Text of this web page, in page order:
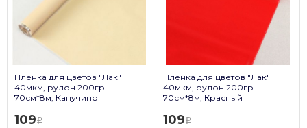
Пленка для цветов "Лак"
40мкм, рулон 200гр
70см*8м, Капучино
109
Пленка для цветов "Лак"
40мкм, рулон 200гр
70см*8м, Красный
109